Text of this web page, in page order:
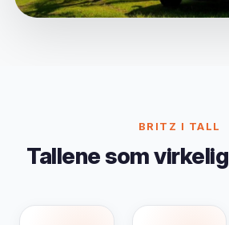
BRITZ I TALL
Tallene som virkelig